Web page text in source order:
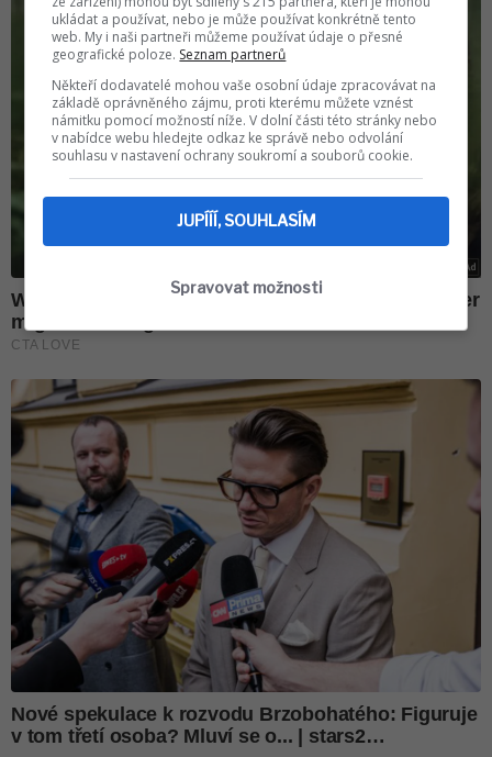
ukládat a používat, nebo je může používat konkrétně tento
web. My i naši partneři můžeme používat údaje o přesné
geografické poloze. Seznam partnerů
Někteří dodavatelé mohou vaše osobní údaje zpracovávat na
základě oprávněného zájmu, proti kterému můžete vznést
námitku pomocí možností níže. V dolní části této stránky nebo
v nabídce webu hledejte odkaz ke správě nebo odvolání
souhlasu v nastavení ochrany soukromí a souborů cookie.
JUPÍÍÍ, SOUHLASÍM
Spravovat možnosti